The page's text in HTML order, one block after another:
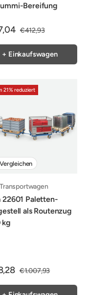
Bereifung
€412,93
+ Einkaufswagen
21% reduziert
Vergleichen
22601 Paletten-
als Routenzug
kg
€1.007,93